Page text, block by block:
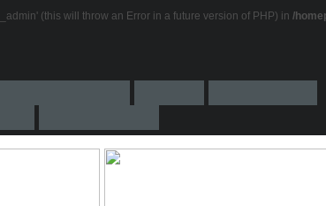
(this will throw an Error in a future version of PHP) in /